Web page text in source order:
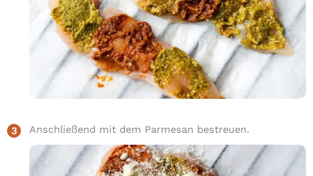
Anschließend mit dem Parmesan bestreuen.